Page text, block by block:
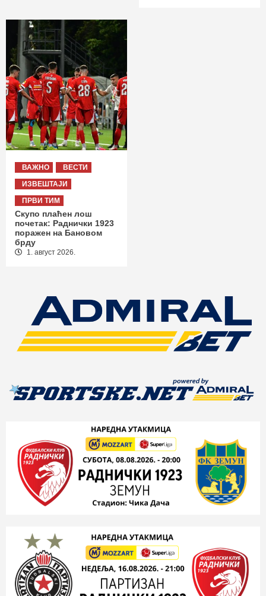
ВАЖНО
ВЕСТИ
ИЗВЕШТАЈИ
ПРВИ ТИМ
Скупо плаћен лош
почетак: Раднички 1923
поражен на Бановом
брду
1. август 2026.